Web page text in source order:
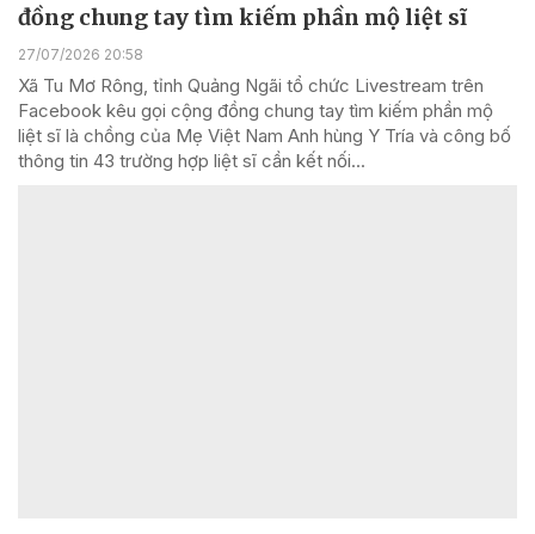
đồng chung tay tìm kiếm phần mộ liệt sĩ
27/07/2026 20:58
Xã Tu Mơ Rông, tỉnh Quảng Ngãi tổ chức Livestream trên
Facebook kêu gọi cộng đồng chung tay tìm kiếm phần mộ
liệt sĩ là chồng của Mẹ Việt Nam Anh hùng Y Tría và công bố
thông tin 43 trường hợp liệt sĩ cần kết nối...